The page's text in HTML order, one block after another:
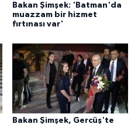
Bakan Şimşek: 'Batman'da
muazzam bir hizmet
fırtınası var'
Bakan Şimşek, Gercüş'te